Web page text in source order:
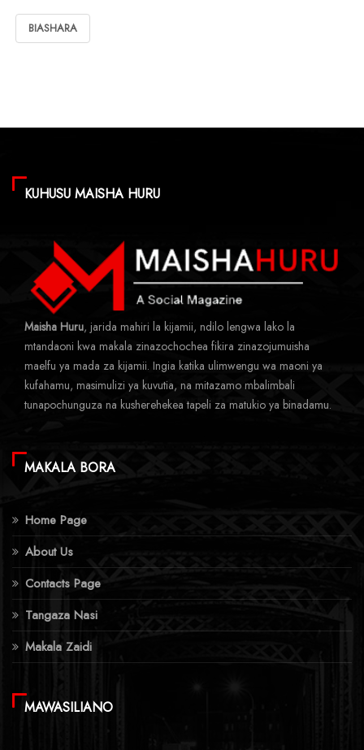
BIASHARA
KUHUSU MAISHA HURU
Maisha Huru, jarida mahiri la kijamii, ndilo lengwa lako la
mtandaoni kwa makala zinazochochea fikira zinazojumuisha
maelfu ya mada za kijamii. Ingia katika ulimwengu wa maoni ya
kufahamu, masimulizi ya kuvutia, na mitazamo mbalimbali
tunapochunguza na kusherehekea tapeli za matukio ya binadamu.
MAKALA BORA
Home Page
About Us
Contacts Page
Tangaza Nasi
Makala Zaidi
MAWASILIANO